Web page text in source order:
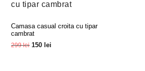
Camasa casual croita cu tipar
cambrat
299lei 150 lei